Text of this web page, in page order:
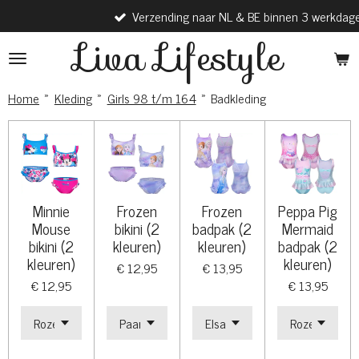
direct
naar
hoofdinhoud
Liva Lifestyle
Verzending naar NL & BE binnen 3 werkdagen
Home » Kleding » Girls 98 t/m 164 » Badkleding
Minnie
Mouse
bikini (2
kleuren)
€ 12,95
Frozen
bikini (2
kleuren)
€ 12,95
Frozen
badpak (2
kleuren)
€ 13,95
Peppa Pig
Mermaid
badpak (2
kleuren)
€ 13,95